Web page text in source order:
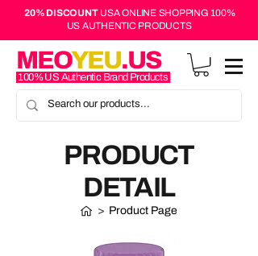
20% DISCOUNTUSA ONLINE SHOPPING 100%
US AUTHENTIC PRODUCTS
MEOYEU.US
100% US Authentic Brand Products
PRODUCT
DETAIL
> Product Page